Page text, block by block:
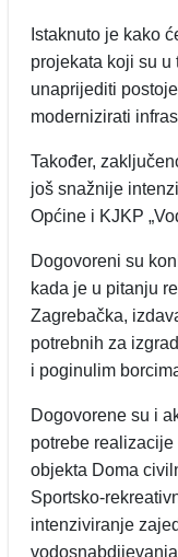
Istaknuto je kako
projekata koji su u
unaprijediti
modernizirati
Također,
još snažnije
Općine i KJKP
Dogovoreni su
kada je u pitanju
Zagrebačka,
potrebnih za
i poginulim
Dogovorene su i
potrebe
objekta Doma
Sportsko-
intenziviranje